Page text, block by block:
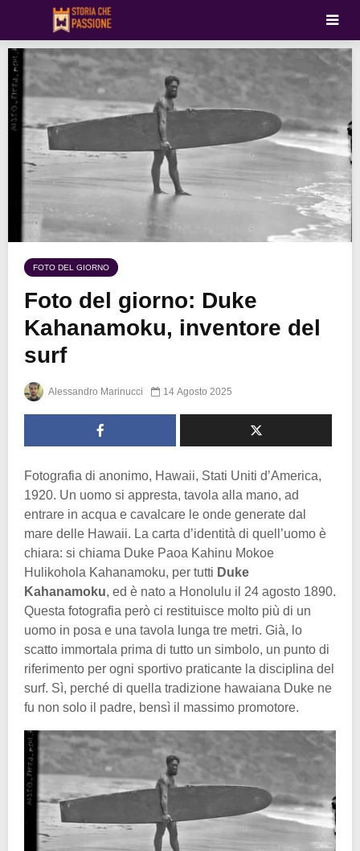
FOTO DEL GIORNO
Foto del giorno: Duke
Kahanamoku, inventore del
surf
Alessandro Marinucci 14 Agosto 2025
Fotografia di anonimo, Hawaii, Stati Uniti d’America,
1920. Un uomo si appresta, tavola alla mano, ad
entrare in acqua e cavalcare le onde generate dal
mare delle Hawaii. La carta d’identità di quell’uomo è
chiara: si chiama Duke Paoa Kahinu Mokoe
Hulikohola Kahanamoku, per tutti Duke
Kahanamoku, ed è nato a Honolulu il 24 agosto 1890.
Questa fotografia però ci restituisce molto più di un
uomo in posa e una tavola lunga tre metri. Già, lo
scatto immortala prima di tutto un simbolo, un punto di
riferimento per ogni sportivo praticante la disciplina del
surf. Sì, perché di quella tradizione hawaiana Duke ne
fu non solo il padre, bensì il massimo promotore.